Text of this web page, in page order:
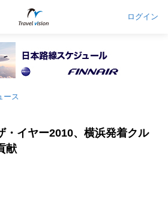
ログイン
ース
・イヤー2010、横浜発着クル
献